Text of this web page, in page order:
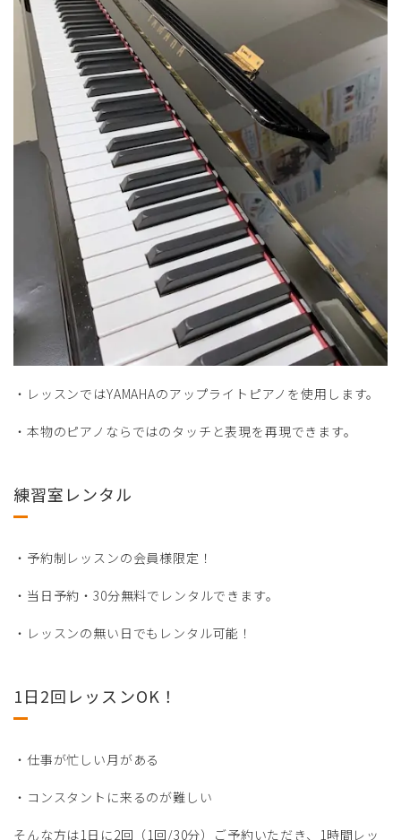
・レッスンではYAMAHAのアップライトピアノを使用します。
・本物のピアノならではのタッチと表現を再現できます。
練習室レンタル
・予約制レッスンの会員様限定！
・当日予約・30分無料でレンタルできます。
・レッスンの無い日でもレンタル可能！
1日2回レッスンOK！
・仕事が忙しい月がある
・コンスタントに来るのが難しい
そんな方は1日に2回（1回/30分）ご予約いただき、1時間レッ